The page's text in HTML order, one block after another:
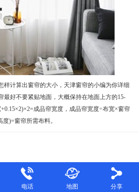
样计算出窗帘的大小，天津窗帘的小编为你详细
最好不要紧贴地面，大概保持在地面上方的15-
成品帘宽度，成品帘宽度÷布宽×窗帘
)=窗帘所需布料。
电话 地图 分享